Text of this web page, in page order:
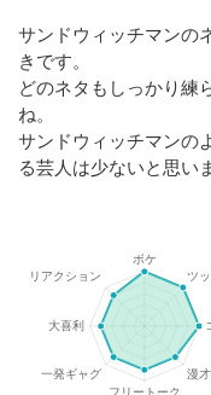
サンドウィッチマンの
きです。
どのネタもしっかり練
ね。
サンドウィッチマンの
る芸人は少ないと思い